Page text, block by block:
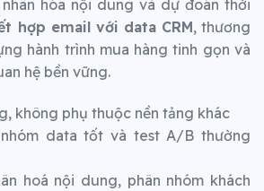
hóa nội dung và dự đoán thời
hợp email với data CRM, thương
hành trình mua hàng tinh gọn và
hệ bền vững.
không phụ thuộc nền tảng khác
nhóm data tốt và test A/B thường
hoá nội dung, phân nhóm khách